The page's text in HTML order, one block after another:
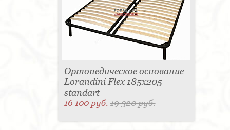
Ортопедическое основание
Lorandini Flex 185x205
standart
16 100 руб.19 320 руб.